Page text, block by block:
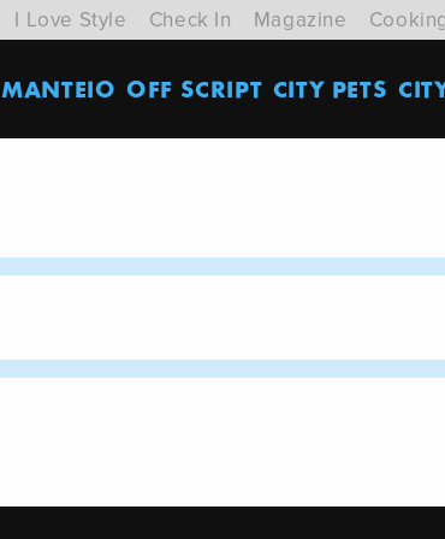
I Love Style Check In Magazine
ΜΑΝΤΕΙΟ OFF SCRIPT CITY PETS